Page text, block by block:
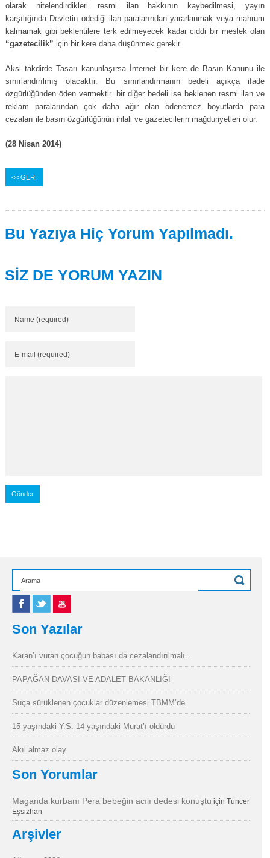
olarak nitelendirdikleri resmi ilan hakkının kaybedilmesi, yayın
karşılığında Devletin ödediği ilan paralarından yararlanmak veya mahrum
kalmamak gibi beklentilere terk edilmeyecek kadar ciddi bir meslek olan
“gazetecilik” için bir kere daha düşünmek gerekir.
Aksi takdirde Tasarı kanunlaşırsa İnternet bir kere de Basın Kanunu ile
sınırlandırılmış olacaktır. Bu sınırlandırmanın bedeli açıkça ifade
özgürlüğünden öden vermektir. bir diğer bedeli ise beklenen resmi ilan ve
reklam paralarından çok daha ağır olan ödenemez boyutlarda para
cezaları ile basın özgürlüğünün ihlali ve gazetecilerin mağduriyetleri olur.
(28 Nisan 2014)
<< GERİ
Bu Yazıya Hiç Yorum Yapılmadı.
SİZ DE YORUM YAZIN
Son Yazılar
Karan’ı vuran çocuğun babası da cezalandırılmalı…
PAPAĞAN DAVASI VE ADALET BAKANLIĞI
Suça sürüklenen çocuklar düzenlemesi TBMM’de
15 yaşındaki Y.S. 14 yaşındaki Murat’ı öldürdü
Akıl almaz olay
Son Yorumlar
Maganda kurbanı Pera bebeğin acılı dedesi konuştu için Tuncer
Eşsizhan
Arşivler